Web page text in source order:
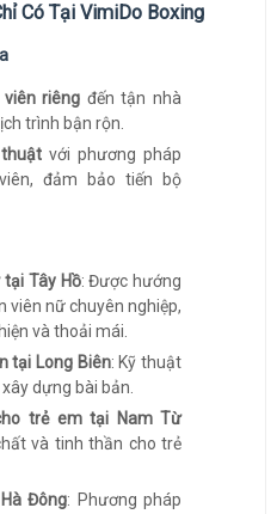
Có Tại VimiDo Boxing
viên riêng đến tận nhà
trình bận rộn.
với phương pháp
đảm bảo tiến bộ
Tây Hồ: Được hướng
viên nữ chuyên nghiệp,
và thoải mái.
tại Long Biên: Kỹ thuật
dựng bài bản.
trẻ em tại Nam Từ
và tinh thần cho trẻ
Đông: Phương pháp